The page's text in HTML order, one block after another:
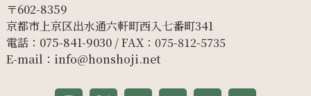
〒602-8359
京都市上京区出水通六軒町西入七番町341
電話： 075-841-9030/ FAX：075-812-5735
E-mail： info@honshoji.net